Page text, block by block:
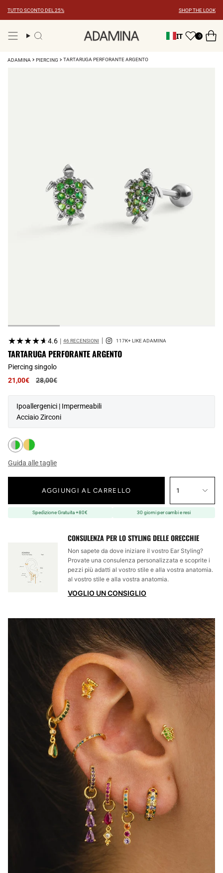
contenuto
TUTTO SCONTO DEL 25% SHOP THE LOOK
Ricerca IT 0
ADAMINA PIERCING TARTARUGA PERFORANTE ARGENTO
★★★★★
★★★★★4.6 | 46 RECENSIONI
TARTARUGA PERFORANTE ARGENTO
Piercing singolo
21,00€
Prezzo
28,00€
Ipoallergenici | Impermeabili
Acciaio Zirconi
Guida alle taglie
1
AGGIUNGI AL CARRELLO
Spedizione Gratuita +80€ 30 giorni per cambi e resi
CONSULENZA PER LO STYLING DELLE ORECCHIE
Non sapete da dove iniziare il vostro Ear Styling?
Provate una consulenza personalizzata e scoprite i
pezzi più adatti al vostro stile e alla vostra anatomia.
al vostro stile e alla vostra anatomia.
VOGLIO UN CONSIGLIO